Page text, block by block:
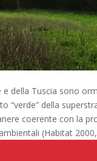
della Tuscia sono
“verde” della
coerente con la
(Habitat 2000,